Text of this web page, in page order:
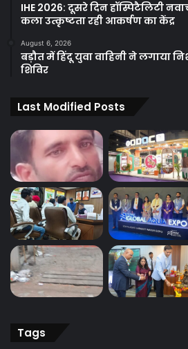
IHE 2026: दूसरे दिन हॉस्पिटैलिटी
कला उत्कृष्टता रही आकर्षण का केंद्र
August 6, 2026
बड़ौत में हिंदू युवा वाहिनी ने लगाया
शिविर
Last Modified Posts
Tags